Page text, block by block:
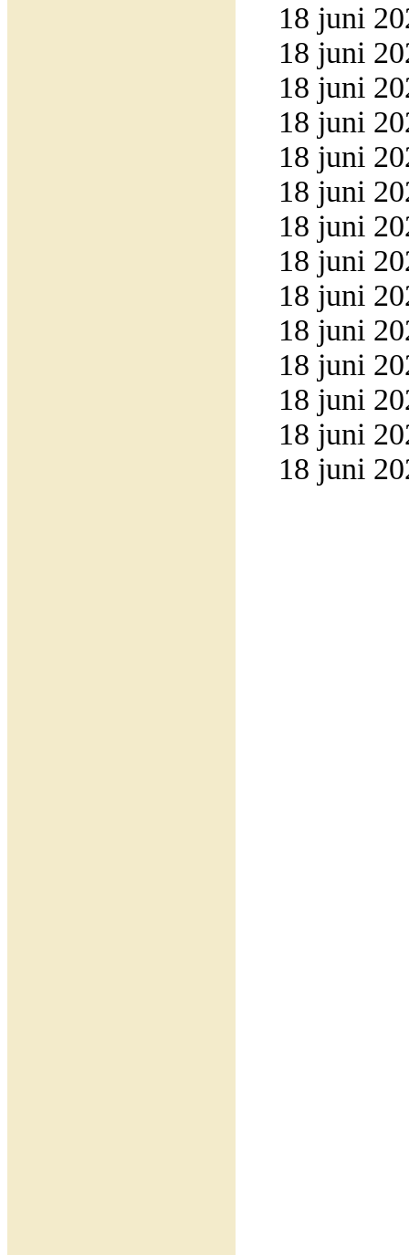
18 juni
18 juni
18 juni
18 juni
18 juni
18 juni
18 juni
18 juni
18 juni
18 juni
18 juni
18 juni
18 juni
18 juni